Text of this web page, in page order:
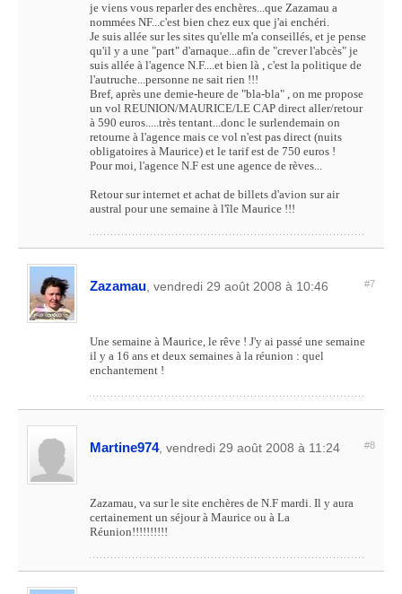
je viens vous reparler des enchères...que Zazamau a
nommées NF...c'est bien chez eux que j'ai enchéri.
Je suis allée sur les sites qu'elle m'a conseillés, et je pense
qu'il y a une "part" d'arnaque...afin de "crever l'abcès" je
suis allée à l'agence N.F....et bien là , c'est la politique de
l'autruche...personne ne sait rien !!!
Bref, après une demie-heure de "bla-bla" , on me propose
un vol REUNION/MAURICE/LE CAP direct aller/retour
à 590 euros.....très tentant...donc le surlendemain on
retourne à l'agence mais ce vol n'est pas direct (nuits
obligatoires à Maurice) et le tarif est de 750 euros !
Pour moi, l'agence N.F est une agence de rèves...
Retour sur internet et achat de billets d'avion sur air
austral pour une semaine à l'île Maurice !!!
Zazamau , vendredi 29 août 2008 à 10:46 #7
Une semaine à Maurice, le rêve ! J'y ai passé une semaine
il y a 16 ans et deux semaines à la réunion : quel
enchantement !
Martine974, vendredi 29 août 2008 à 11:24 #8
Zazamau, va sur le site enchères de N.F mardi. Il y aura
certainement un séjour à Maurice ou à La
Réunion!!!!!!!!!!